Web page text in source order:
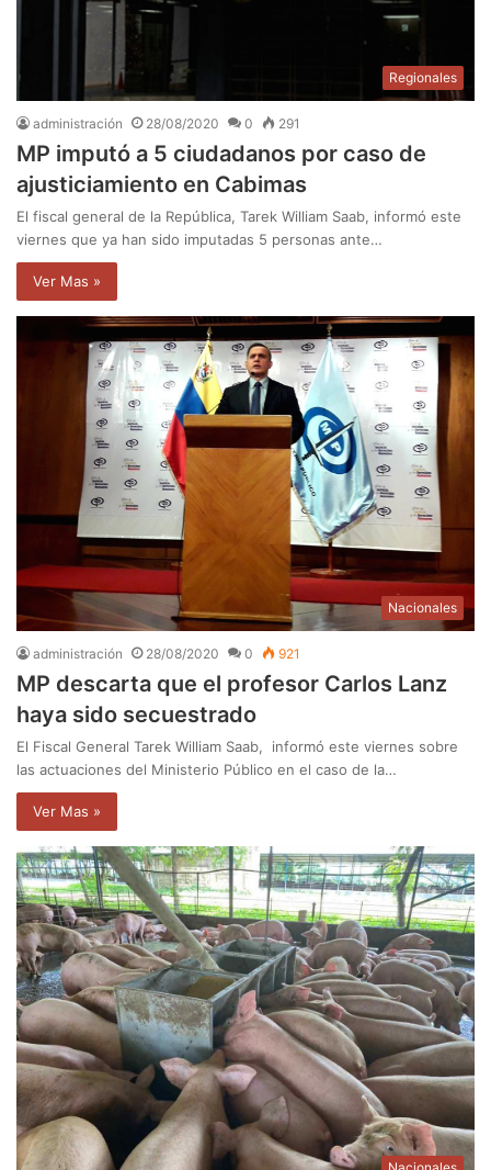
Regionales
administración 28/08/2020 0 291
MP imputó a 5 ciudadanos por caso de
ajusticiamiento en Cabimas
El fiscal general de la República, Tarek William Saab, informó este
viernes que ya han sido imputadas 5 personas ante…
Ver Mas »
Nacionales
administración 28/08/2020 0 921
MP descarta que el profesor Carlos Lanz
haya sido secuestrado
El Fiscal General Tarek William Saab, informó este viernes sobre
las actuaciones del Ministerio Público en el caso de la…
Ver Mas »